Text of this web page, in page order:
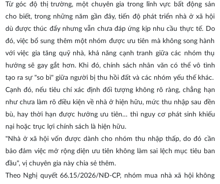
Từ góc độ thị trường, một chuyên gia trong lĩnh vực bất động sản
cho biết, trong những năm gần đây, tiến độ phát triển nhà ở xã hội
dù được thúc đẩy nhưng vẫn chưa đáp ứng kịp nhu cầu thực tế. Do
đó, việc bổ sung thêm một nhóm được ưu tiên mà không song hành
với việc gia tăng quỹ nhà, khả năng cạnh tranh giữa các nhóm thụ
hưởng sẽ gay gắt hơn. Khi đó, chính sách nhân văn có thể vô tình
tạo ra sự "so bì" giữa người bị thu hồi đất và các nhóm yếu thế khác.
Cạnh đó, nếu tiêu chí xác định đối tượng không rõ ràng, chẳng hạn
như chưa làm rõ điều kiện về nhà ở hiện hữu, mức thu nhập sau đền
bù, hay thời hạn được hưởng ưu tiên… thì nguy cơ phát sinh khiếu
nại hoặc trục lợi chính sách là hiện hữu.
"Nhà ở xã hội vốn được dành cho nhóm thu nhập thấp, do đó cần
bảo đảm việc mở rộng diện ưu tiên không làm sai lệch mục tiêu ban
đầu", vị chuyên gia này chia sẻ thêm.
Theo Nghị quyết 66.15/2026/NĐ-CP, nhóm mua nhà xã hội không